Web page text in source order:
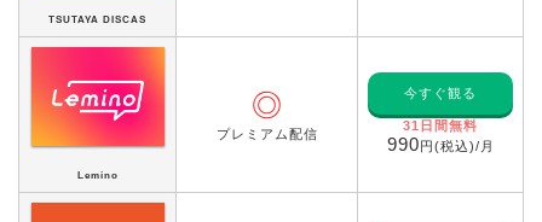
TSUTAYA DISCAS
Lemino
◎
プレミアム配信
今すぐ観る
31日間無料
990円(税込)/月